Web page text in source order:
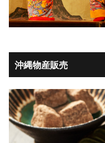
沖縄物産販売